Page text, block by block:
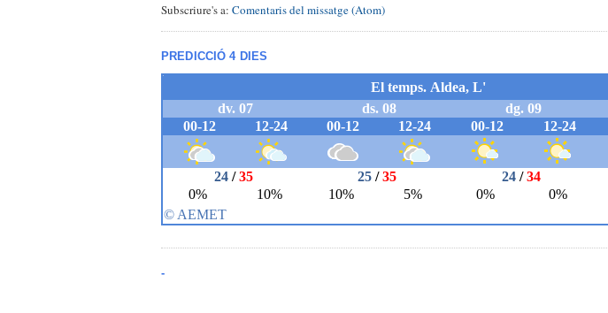
Subscriure's a: Comentaris del missatge (Atom)
PREDICCIÓ 4 DIES
-